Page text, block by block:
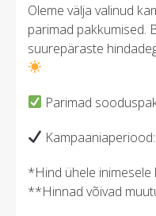
Oleme välja valinud
parimad pakkumised.
suurepäraste
Parimad
Kampaaniaperiood:
*Hind ühele
**Hinnad võivad